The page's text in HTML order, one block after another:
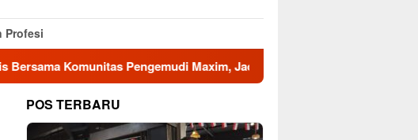
Profesi
Maxim, Jadikan Ojol Mata dan Telinga Keamanan Wilayah
POS TERBARU